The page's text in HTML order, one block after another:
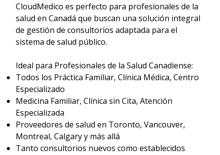
CloudMedico es perfecto para profesionales de la
salud en Canadá que buscan una solución integral
de gestión de consultorios adaptada para el
sistema de salud público.
Ideal para Profesionales de la Salud Canadiense:
Todos los Práctica Familiar, Clínica Médica, Centro
Especializado
Medicina Familiar, Clínica sin Cita, Atención
Especializada
Proveedores de salud en Toronto, Vancouver,
Montreal, Calgary y más allá
Tanto consultorios nuevos como establecidos